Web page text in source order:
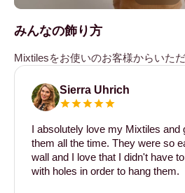
みんなの飾り方
Mixtilesをお使いのお客様からいた
Sierra Uhrich
I absolutely love my Mixtiles
them all the time. They were so
wall and I love that I didn't have
with holes in order to hang them.